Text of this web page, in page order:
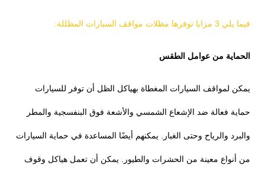
فيما يلي 3 مزايا توفرها مظلات مواقف السيارات المظللة:
الحماية من عوامل الطقس
يمكن لمواقف السيارات المغطاة بهياكل الظل أن توفر للسيارات
حماية فعالة ضد الإشعاع الشمسي والأشعة فوق البنفسجية والمطر
والبرد والرياح وحتى الغبار. يمكنهم أيضًا المساعدة في حماية السيارات
من أنواع معينة من الحشرات والطيور. يمكن أن تعمل هياكل وقوف